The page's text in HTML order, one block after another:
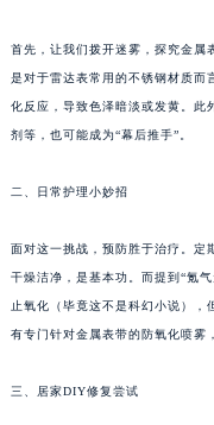
首先，让我们拨开迷雾，探究金属
是对于雷达表常用的不锈钢材质而
化反应，导致色泽暗淡或发黄。此
剂等，也可能成为“幕后推手”。
二、日常护理小妙招
面对这一挑战，预防胜于治疗。定
干燥洁净，是基本功。而提到“氪
止氧化（毕竟这不是科幻小说）
有专门针对金属表带的防氧化喷雾
三、居家DIY修复尝试